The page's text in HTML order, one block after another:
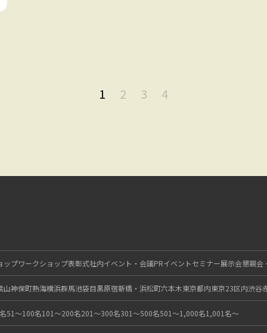
1 2 3 4
ップワークショップ表彰式社内イベント・会議PRイベントセミナー展示会懇親会
山神保町熱海横浜群馬池袋目黒原宿新橋・浜松町六本木東京都内東京23区内渋谷
51〜100名101〜200名201〜300名301〜500名501〜1,000名1,001名〜